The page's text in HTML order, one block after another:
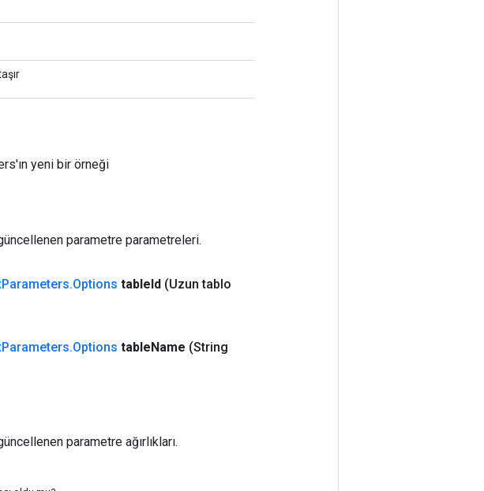
yeni bir örneği
parametre parametreleri.
Parameters.Options tableId (Uzun tablo
Parameters.Options tableName (String
parametre ağırlıkları.